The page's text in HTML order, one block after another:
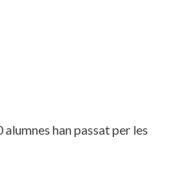
han passat per les